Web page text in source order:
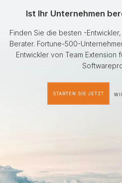
Ist Ihr Unternehmen
Finden Sie die besten -
Berater. Fortune-500-
Entwickler von Team Extension
STARTEN SIE JETZT